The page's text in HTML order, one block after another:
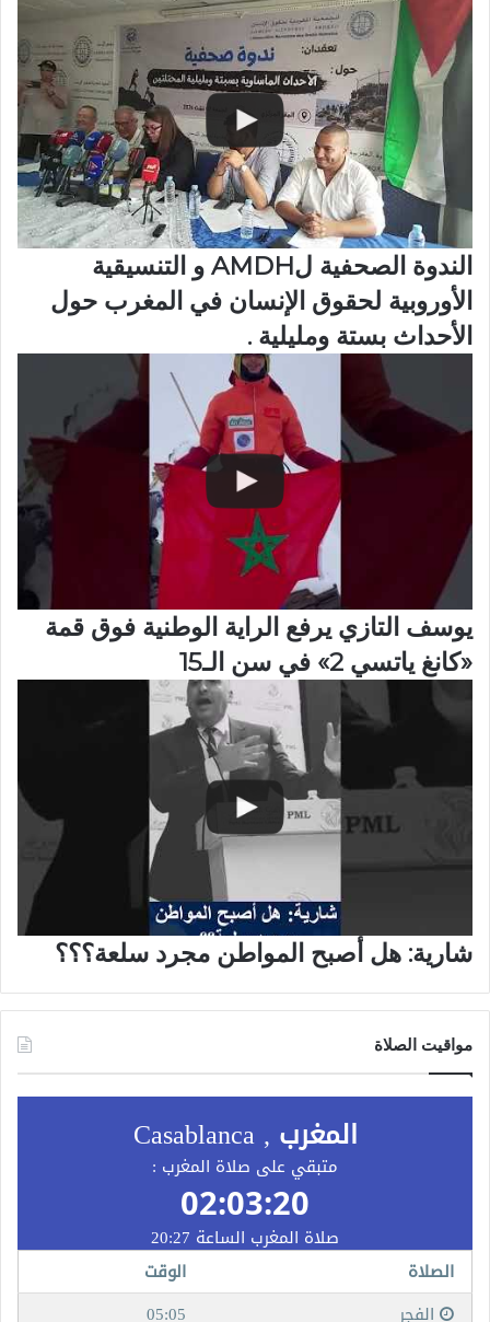
الندوة الصحفية لAMDH و التنسيقية
الأوروبية لحقوق الإنسان في المغرب حول
الأحداث بستة ومليلية .
يوسف التازي يرفع الراية الوطنية فوق قمة
«كانغ ياتسي 2» في سن الـ15
شارية: هل أصبح المواطن مجرد سلعة؟؟؟
مواقيت الصلاة